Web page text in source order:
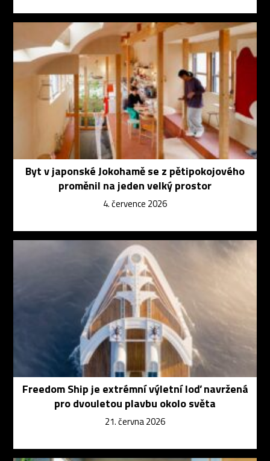
Byt v japonské Jokohamě se z pětipokojového
proměnil na jeden velký prostor
4. července 2026
Freedom Ship je extrémní výletní loď navržená
pro dvouletou plavbu okolo světa
21. června 2026